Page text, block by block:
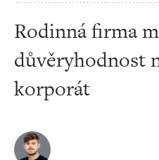
Rodinná firma
důvěryhodnost
korporát